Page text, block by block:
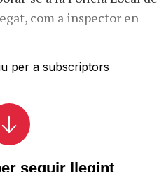
com a inspector en
per a subscriptors